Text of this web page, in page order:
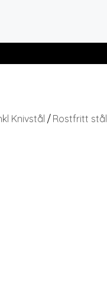
Knivstål / Rostfritt stål